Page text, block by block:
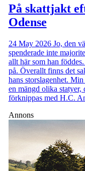
På skattjakt
Odense
24 May 2026Jo, den
spenderade inte
allt här som han
på. Överallt finns det
hans storslagenhet.
en mängd olika statyer,
förknippas med H.C.
Annons